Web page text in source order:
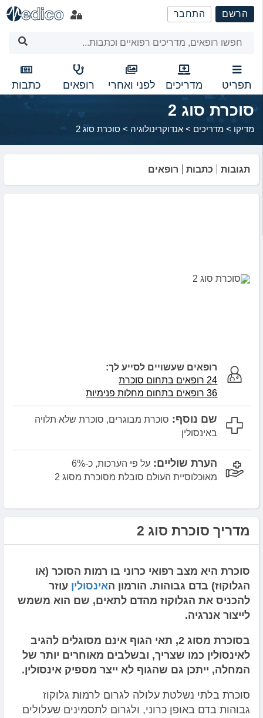
שִׂים
לֵב:
מַעֲרֶכֶת
נָגִישׁ
בִּקְלִיק
הַמְּסַיַּעַת
לִנְגִישׁוּת
הָאֲתָר.
הרשם התחבר
תפריט מדריכים לפני ואחרי רופאים כתבות
סוכרת סוג 2
מדיקו > מדריכים > אנדוקרינולוגיה > סוכרת סוג 2
תגובות כתבות רופאים
רופאים שעשויים לסייע לך:
24 רופאים בתחום סוכרת
36 רופאים בתחום מחלות פנימיות
שם נוסף: סוכרת מבוגרים, סוכרת שלא תלויה
באינסולין
הערת שוליים:
על פי הערכות, כ-6%
מאוכלוסיית העולם סובלת מסוכרת מסוג 2
מדריך סוכרת סוג 2
סוכרת היא מצב רפואי כרוני בו רמות הסוכר (או
הגלוקוז) בדם גבוהות. הורמון האינסולין עוזר
להכניס את הגלוקוז מהדם לתאים, שם הוא משמש
לייצור אנרגיה.
בסוכרת מסוג 2, תאי הגוף אינם מסוגלים להגיב
לאינסולין כמו שצריך, ובשלבים מאוחרים יותר של
המחלה, ייתכן גם שהגוף לא ייצר מספיק אינסולין.
סוכרת בלתי נשלטת עלולה לגרום לרמות גלוקוז
גבוהות בדם באופן כרוני, ולגרום לתסמינים שעלולים